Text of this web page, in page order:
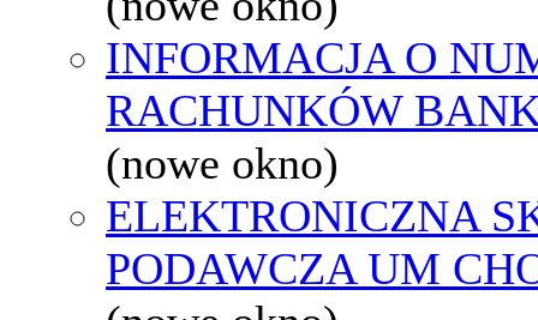
INFORMACJA O
RACHUNKÓW
(nowe okno)
ELEKTRONICZNA
PODAWCZA UM